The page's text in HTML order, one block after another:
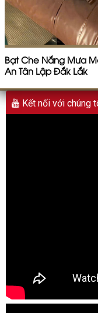
Bạt Che Nắng Mưa
An Tân Lập Đắk Lắk
Kết nối với chúng